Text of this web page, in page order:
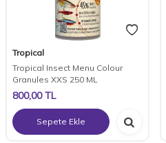
Tropical
Tropical Insect Menu Colour
Granules XXS 250 ML
800,00TL
Sepete Ekle